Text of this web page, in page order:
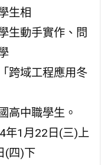
生相
生動手實作、問
跨域工程應用冬
高中職學生。
年1月22日(三)上
(四)下